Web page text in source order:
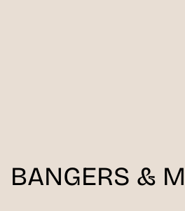
BANGERS &